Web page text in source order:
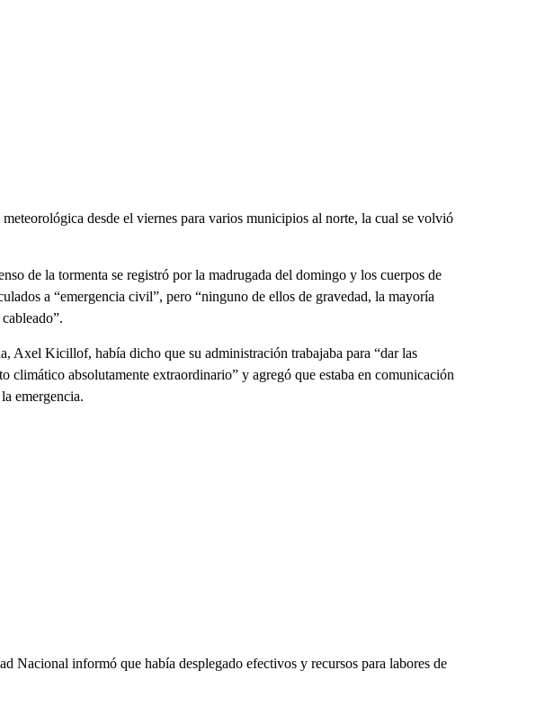
desde el viernes para varios municipios al norte, la cual se volvió
de la tormenta se registró por la madrugada del domingo y los cuerpos de
a “emergencia civil”, pero “ninguno de ellos de gravedad, la mayoría
Axel Kicillof, había dicho que su administración trabajaba para “dar las
climático absolutamente extraordinario” y agregó que estaba en comunicación
emergencia.
Nacional informó que había desplegado efectivos y recursos para labores de